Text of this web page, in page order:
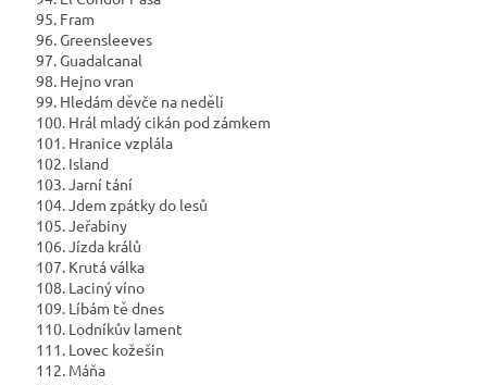
95. Fram
96. Greensleeves
97. Guadalcanal
98. Hejno vran
99. Hledám děvče na neděli
100. Hrál mladý cikán pod zámkem
101. Hranice vzplála
102. Island
103. Jarní tání
104. Jdem zpátky do lesů
105. Jeřabiny
106. Jízda králů
107. Krutá válka
108. Laciný víno
109. Líbám tě dnes
110. Lodníkův lament
111. Lovec kožešin
112. Máňa